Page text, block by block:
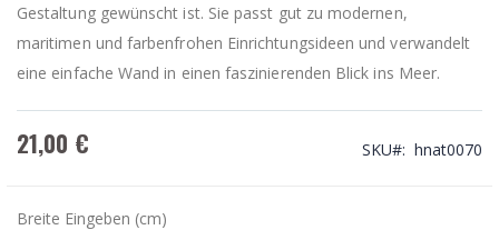
Gestaltung gewünscht ist. Sie passt gut zu modernen,
maritimen und farbenfrohen Einrichtungsideen und verwandelt
eine einfache Wand in einen faszinierenden Blick ins Meer.
21,00 € SKU hnat0070
Breite Eingeben (cm)